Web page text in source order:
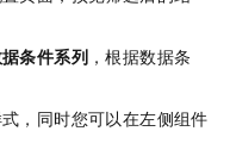
条件系列 ，根据数据条
，同时您可以在左侧组件